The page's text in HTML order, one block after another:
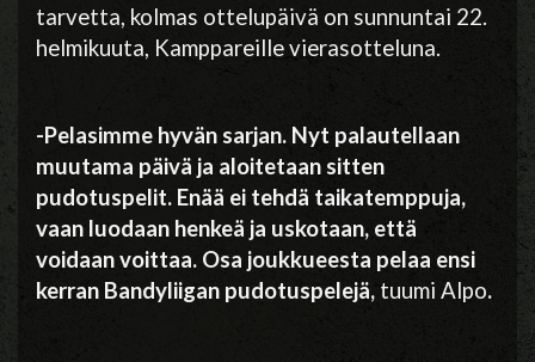
tarvetta, kolmas ottelupäivä on sunnuntai 22.
helmikuuta, Kamppareille vierasotteluna.
-Pelasimme hyvän sarjan. Nyt palautellaan
muutama päivä ja aloitetaan sitten
pudotuspelit. Enää ei tehdä taikatemppuja,
vaan luodaan henkeä ja uskotaan, että
voidaan voittaa. Osa joukkueesta pelaa ensi
kerran Bandyliigan pudotuspelejä, tuumi Alpo.